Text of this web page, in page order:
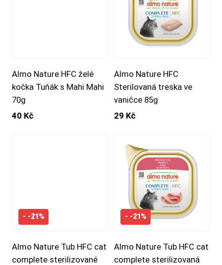
Almo Nature HFC želé
kočka Tuňák s Mahi Mahi
70g
40 Kč
Almo Nature HFC
Sterilovaná treska ve
vaničce 85g
29 Kč
- -21%
Almo Nature Tub HFC cat
complete sterilizované
- -21%
Almo Nature Tub HFC cat
complete sterilizovaná